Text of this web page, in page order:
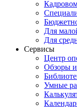
Для
Для
Сервисы
Центр
Обзоры
Умные